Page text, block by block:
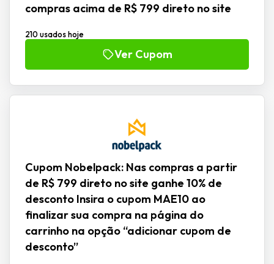
compras acima de R$ 799 direto no site
210 usados hoje
Ver Cupom
Cupom Nobelpack: Nas compras a partir
de R$ 799 direto no site ganhe 10% de
desconto Insira o cupom MAE10 ao
finalizar sua compra na página do
carrinho na opção “adicionar cupom de
desconto”